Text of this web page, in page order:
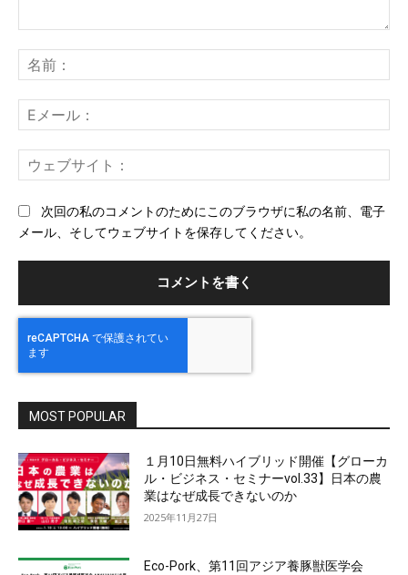
ン
ト：
前
メ
ー
ェ
次回の私のコメントのためにこのブラウザに私の名前、電子
メール、そしてウェブサイトを保存してください。
MOST POPULAR
１月10日無料ハイブリッド開催【グローカ
ル・ビジネス・セミナーvol.33】日本の農
業はなぜ成長できないのか
2025年11月27日
Eco-Pork、第11回アジア養豚獣医学会